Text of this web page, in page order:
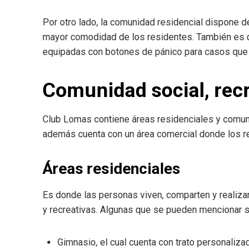
Por otro lado, la comunidad residencial dispone
mayor comodidad de los residentes. También
equipadas con botones de pánico para casos
Comunidad social,
Club Lomas contiene áreas residenciales y
además cuenta con un área comercial donde los
Áreas residenciales
Es donde las personas viven, comparten y
y recreativas. Algunas que se pueden mencionar
Gimnasio, el cual cuenta con trato